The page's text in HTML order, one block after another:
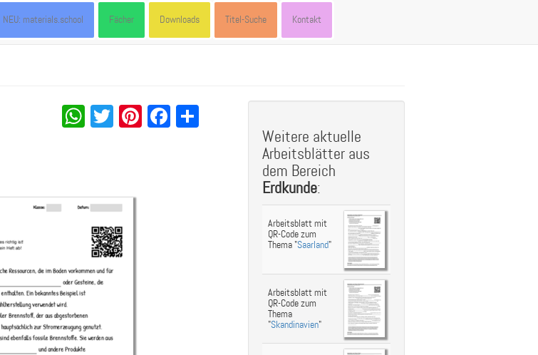
NEU: materials.school Fächer Downloads Titel-Suche Kontakt
WhatsApp
Twitter
Pinterest
Facebook
Share
Weitere aktuelle
Arbeitsblätter aus
dem Bereich
Erdkunde:
Arbeitsblatt mit
QR-Code zum
Thema "Saarland"
Arbeitsblatt mit
QR-Code zum
Thema
"Skandinavien"